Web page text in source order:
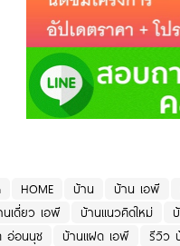
HOME บ้าน บ้าน เอพี
นเดี่ยว เอพี บ้านแนวคิดใหม่
อ่อนนุช บ้านแฝด เอพี รีวิว